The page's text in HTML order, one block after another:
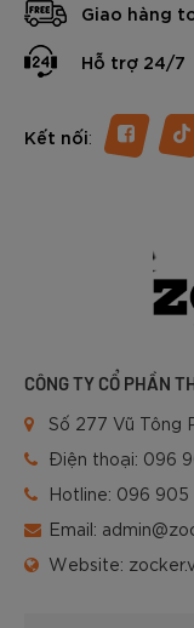
Giao hàng
Hỗ trợ 24/7
Kết nối:
CÔNG TY CỔ PHẦN
Số 277 Vũ Tông
Điện thoại: 096
Hotline: 096 905
Email:
Website: